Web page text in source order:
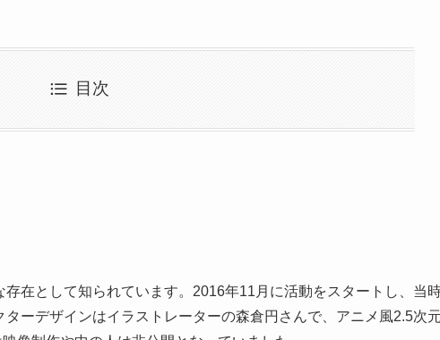
目次
在として知られています。2016年11月に活動をスタートし、当
ーデザインはイラストレーターの森倉円さんで、アニメ風2.5次